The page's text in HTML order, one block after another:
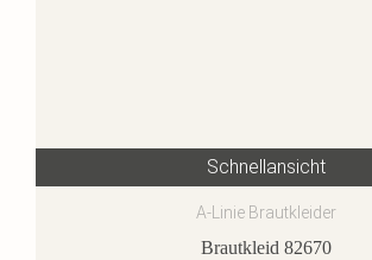
Schnellansicht
A-Linie Brautkleider
Brautkleid 82670